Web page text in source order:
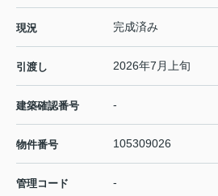
現況 完成済み
引渡し 2026年7月上旬
建築確認番号 -
物件番号 105309026
管理コード -